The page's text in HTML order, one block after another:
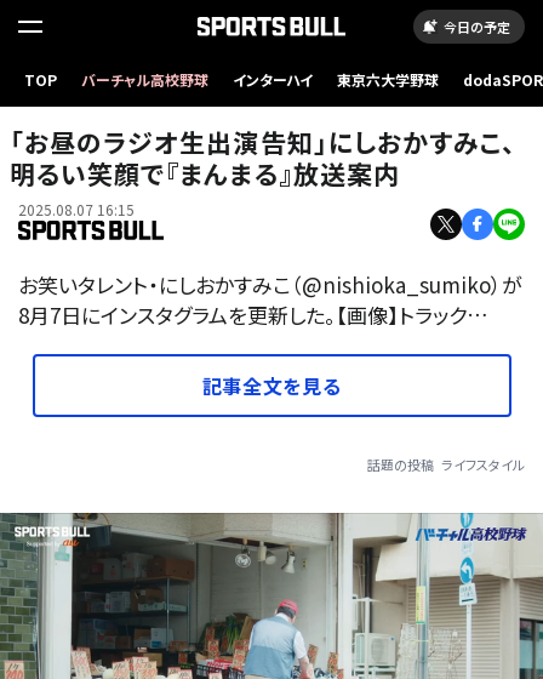
今日の予定
TOP バーチャル高校野球 インターハイ 東京六大学野球
「お昼のラジオ生出演告知」にしおかすみこ、
明るい笑顔で『まんまる』放送案内
2025.08.07 16:15
お笑いタレント・にしおかすみこ（@nishioka_sumiko）が
8月7日にインスタグラムを更新した。【画像】トラック…
記事全文を見る
話題の投稿 ライフスタイル